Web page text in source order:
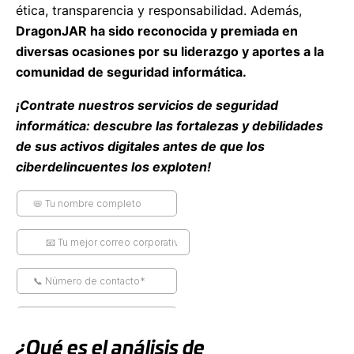
ética, transparencia y responsabilidad. Además,
DragonJAR ha sido reconocida y premiada en
diversas ocasiones por su liderazgo y aportes a la
comunidad de seguridad informática.
¡Contrate nuestros servicios de seguridad
informática: descubre las fortalezas y debilidades
de sus activos digitales antes de que los
ciberdelincuentes los exploten!
¿Qué es el análisis de